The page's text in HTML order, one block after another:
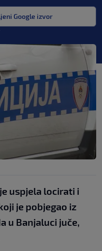
Google izvor
uspjela locirati i
je pobjegao iz
u Banjaluci juče,